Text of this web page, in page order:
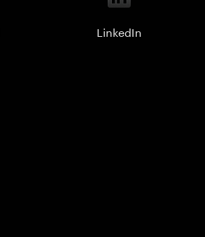
LinkedIn